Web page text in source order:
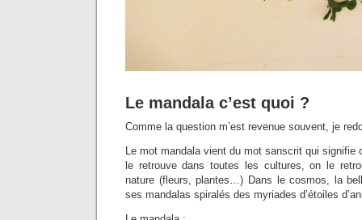
Le mandala c’est quoi ?
Comme la question m’est revenue souvent, je
Le mot mandala vient du mot sanscrit qui signifie
le retrouve dans toutes les cultures, on le
nature (fleurs, plantes…) Dans le cosmos, la
ses mandalas spiralés des myriades d’étoiles